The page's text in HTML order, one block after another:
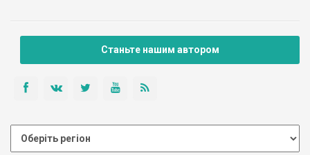
Станьте нашим автором